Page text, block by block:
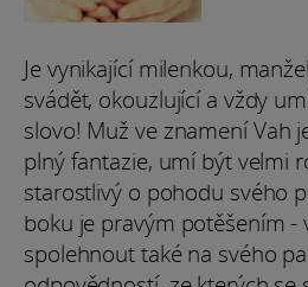
Je vynikající milenkou,
svádět, okouzlující a vždy
slovo! Muž ve znamení Vah
plný fantazie, umí být velmi
starostlivý o pohodu svého
boku je pravým potěšením -
spolehnout také na svého